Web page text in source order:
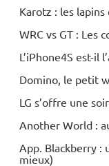
Karotz : les
WRC vs GT : Les
L’iPhone4S est-il
Domino, le petit
LG s’offre une
Another World :
App. Blackberry :
mieux)